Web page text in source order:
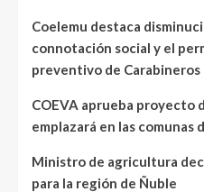
Coelemu destaca
connotación social y el
preventivo de Carabineros
COEVA aprueba proyecto
emplazará en las comunas
Ministro de agricultura
para la región de Ñuble